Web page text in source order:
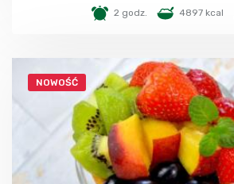
2 godz. 4897 kcal
NOWOŚĆ